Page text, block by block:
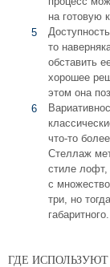
на готовую
то
обставить
хорошее
этом она
что-то
Стеллаж
стиле
с
три, но
габаритного.
ГДЕ